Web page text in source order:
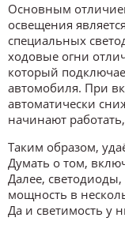
Основным
освещения
специальных
ходовые огни
который
автомобиля. При
автоматически
начинают
Таким образом,
Думать о том,
Далее,
мощность в
Да и светимость у